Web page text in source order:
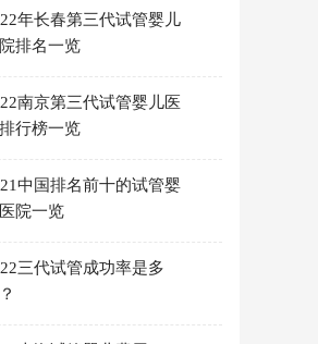
年长春第三代试管婴儿
排名一览
南京第三代试管婴儿医
行榜一览
中国排名前十的试管婴
院一览
三代试管成功率是多